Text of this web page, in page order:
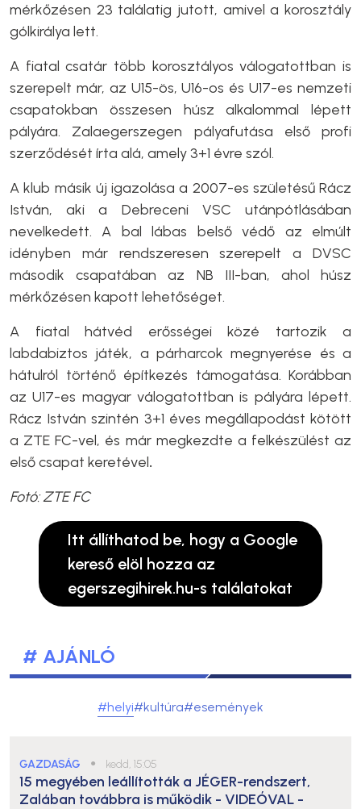
mérkőzésen 23 találatig jutott, amivel a korosztály
gólkirálya lett.
A fiatal csatár több korosztályos válogatottban is
szerepelt már, az U15-ös, U16-os és U17-es nemzeti
csapatokban összesen húsz alkalommal lépett
pályára. Zalaegerszegen pályafutása első profi
szerződését írta alá, amely 3+1 évre szól.
A klub másik új igazolása a 2007-es születésű Rácz
István, aki a Debreceni VSC utánpótlásában
nevelkedett. A bal lábas belső védő az elmúlt
idényben már rendszeresen szerepelt a DVSC
második csapatában az NB III-ban, ahol húsz
mérkőzésen kapott lehetőséget.
A fiatal hátvéd erősségei közé tartozik a
labdabiztos játék, a párharcok megnyerése és a
hátulról történő építkezés támogatása. Korábban
az U17-es magyar válogatottban is pályára lépett.
Rácz István szintén 3+1 éves megállapodást kötött
a ZTE FC-vel, és már megkezdte a felkészülést az
első csapat keretével.
Fotó: ZTE FC
Itt állíthatod be, hogy a Google
kereső elöl hozza az
egerszegihirek.hu-s találatokat
# AJÁNLÓ
#helyi#kultúra#események
GAZDASÁG ● kedd, 15:05
15 megyében leállították a JÉGER-rendszert,
Zalában továbbra is működik - VIDEÓVAL -